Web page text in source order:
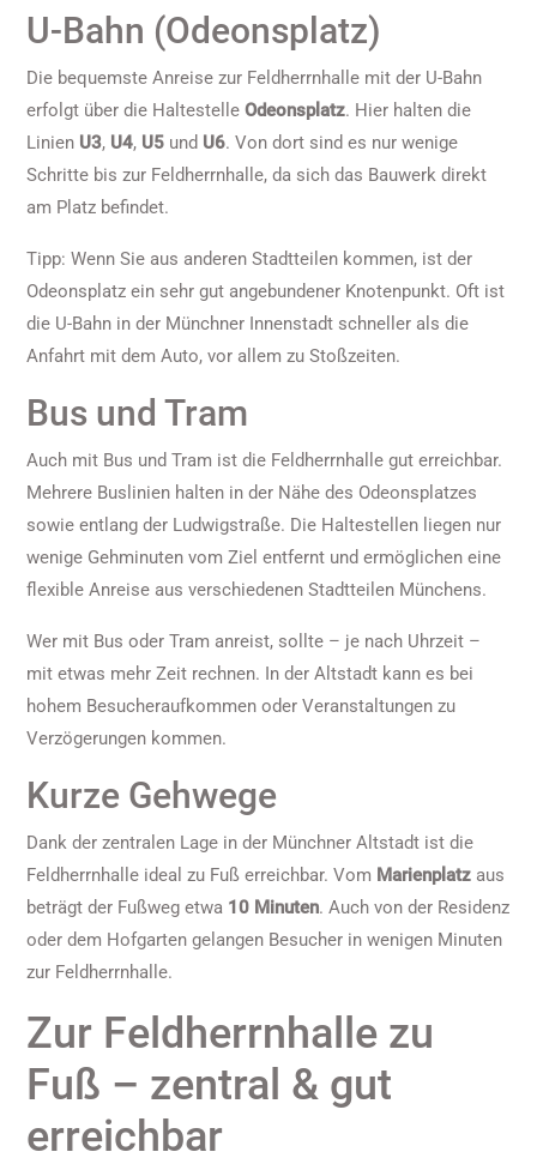
U-Bahn (Odeonsplatz)
Die bequemste Anreise zur Feldherrnhalle mit der U-Bahn
erfolgt über die Haltestelle Odeonsplatz. Hier halten die
Linien U3, U4, U5 und U6. Von dort sind es nur wenige
Schritte bis zur Feldherrnhalle, da sich das Bauwerk direkt
am Platz befindet.
Tipp: Wenn Sie aus anderen Stadtteilen kommen, ist der
Odeonsplatz ein sehr gut angebundener Knotenpunkt. Oft ist
die U-Bahn in der Münchner Innenstadt schneller als die
Anfahrt mit dem Auto, vor allem zu Stoßzeiten.
Bus und Tram
Auch mit Bus und Tram ist die Feldherrnhalle gut erreichbar.
Mehrere Buslinien halten in der Nähe des Odeonsplatzes
sowie entlang der Ludwigstraße. Die Haltestellen liegen nur
wenige Gehminuten vom Ziel entfernt und ermöglichen eine
flexible Anreise aus verschiedenen Stadtteilen Münchens.
Wer mit Bus oder Tram anreist, sollte – je nach Uhrzeit –
mit etwas mehr Zeit rechnen. In der Altstadt kann es bei
hohem Besucheraufkommen oder Veranstaltungen zu
Verzögerungen kommen.
Kurze Gehwege
Dank der zentralen Lage in der Münchner Altstadt ist die
Feldherrnhalle ideal zu Fuß erreichbar. Vom Marienplatz aus
beträgt der Fußweg etwa 10 Minuten. Auch von der Residenz
oder dem Hofgarten gelangen Besucher in wenigen Minuten
zur Feldherrnhalle.
Zur Feldherrnhalle zu
Fuß – zentral & gut
erreichbar